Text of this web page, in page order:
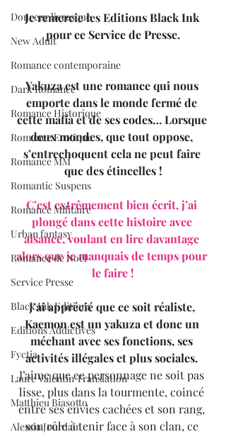
Douceur livresque
New Adult
Romance contemporaine
Dark Romance
Romance Historique
Romance Erotique
Romance MM
Romantic Suspens
Romance Militaire
Urban fantasy
Romance de Noël
Service Presse
Black Ink Editions
Editions Addictives
Fyctia
Laure Valentin Translation
Matthieu Biasotto
Alessia Jourdain
Je remercie les Editions Black Ink
pour ce Service de Presse.
Yakuza est une romance qui nous
emporte dans le monde fermé de
cette mafia et de ses codes… Lorsque
deux mondes, que tout oppose,
s’entrechoquent cela ne peut faire
que des étincelles !
C’est extrêmement bien écrit, j’ai
plongé dans cette histoire avec
aisance, voulant en lire davantage
alors que je manquais de temps pour
le faire !
J’ai apprécié que ce soit réaliste,
Kaemon est un yakuza et donc un
méchant avec ses fonctions, ses
activités illégales et plus sociales.
J’aime que ce personnage ne soit pas
lisse, plus dans la tourmente, coincé
entre ses envies cachées et son rang,
son rôle à tenir face à son clan, ce